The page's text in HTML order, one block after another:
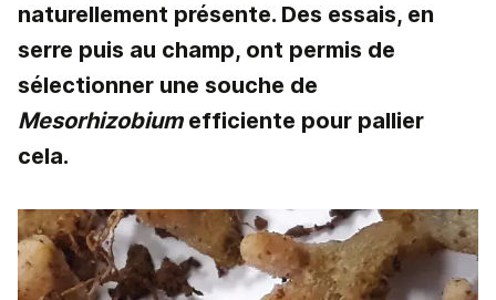
naturellement présente. Des essais, en
serre puis au champ, ont permis de
sélectionner une souche de
Mesorhizobiumefficiente pour pallier
cela.